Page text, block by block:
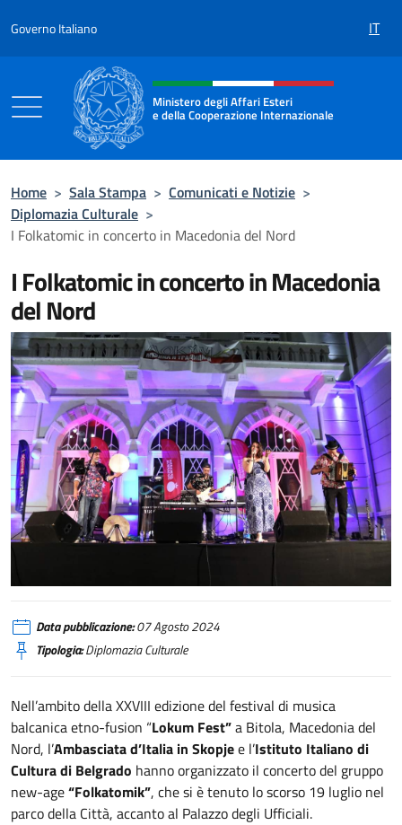
Governo Italiano IT
Intestazione sito, social e menù
Ministero degli Affari Esteri
e della Cooperazione Internazionale
Home > Sala Stampa > Comunicati e Notizie >
Diplomazia Culturale >
I Folkatomic in concerto in Macedonia del Nord
I Folkatomic in concerto in Macedonia
del Nord
Foto: Sasha Bogoevski
Data pubblicazione:07 Agosto 2024
Tipologia:Diplomazia Culturale
Nell’ambito della XXVIII edizione del festival di musica
balcanica etno-fusion “Lokum Fest”a Bitola, Macedonia del
Nord, l’Ambasciata d’Italia in Skopjee l’Istituto Italiano di
Cultura di Belgrado hanno organizzato il concerto del gruppo
new-age“Folkatomik”, che si è tenuto lo scorso 19 luglio nel
parco della Città, accanto al Palazzo degli Ufficiali.